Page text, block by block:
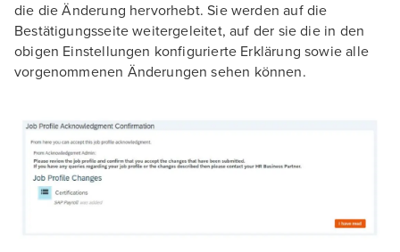
die die Änderung hervorhebt. Sie werden auf die
Bestätigungsseite weitergeleitet, auf der sie die in den
obigen Einstellungen konfigurierte Erklärung sowie alle
vorgenommenen Änderungen sehen können.